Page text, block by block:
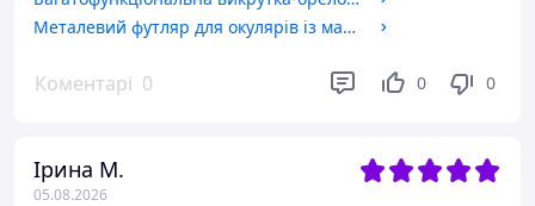
Металевий футляр для окулярів із магнітним закриттям.
Коментарі 0 0 0
Ірина М.
05.08.2026